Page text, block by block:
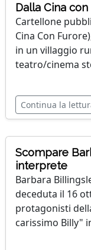
Dalla Cina
Cartellone
Cina Con
in un villaggio
teatro/cinema
Continua la
Scompare
interprete
Barbara
deceduta il 16
protagonisti
carissimo Billy"